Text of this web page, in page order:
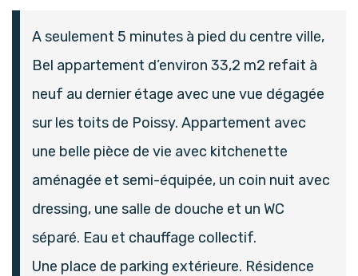
A seulement 5 minutes à pied du centre ville,
Bel appartement d’environ 33,2 m2 refait à
neuf au dernier étage avec une vue dégagée
sur les toits de Poissy. Appartement avec
une belle pièce de vie avec kitchenette
aménagée et semi-équipée, un coin nuit avec
dressing, une salle de douche et un WC
séparé. Eau et chauffage collectif.
Une place de parking extérieure. Résidence